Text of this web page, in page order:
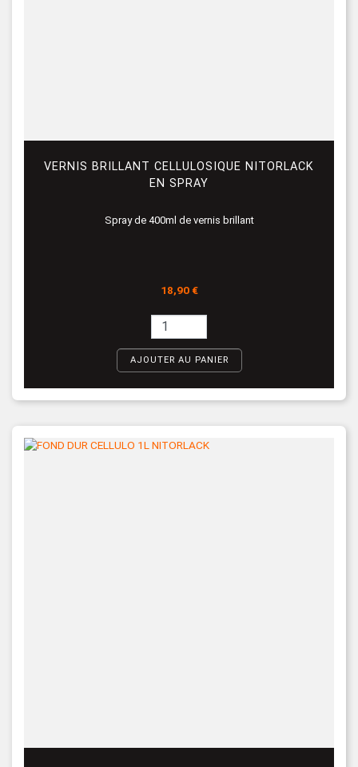
VERNIS BRILLANT CELLULOSIQUE NITORLACK
EN SPRAY
Spray de 400ml de vernis brillant
Prix
18,90 €
AJOUTER AU PANIER